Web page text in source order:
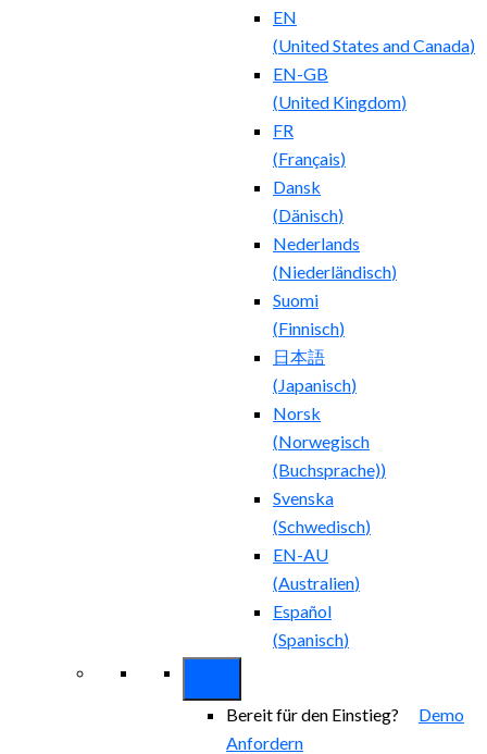
EN
(United States and Canada)
EN-GB
(United Kingdom)
FR
(Français)
Dansk
(Dänisch)
Nederlands
(Niederländisch)
Suomi
(Finnisch)
日本語
( Japanisch)
Norsk
(Norwegisch
(Buchsprache))
Svenska
(Schwedisch)
EN-AU
(Australien)
Español
(Spanisch)
Bereit für den Einstieg? Demo
Anfordern